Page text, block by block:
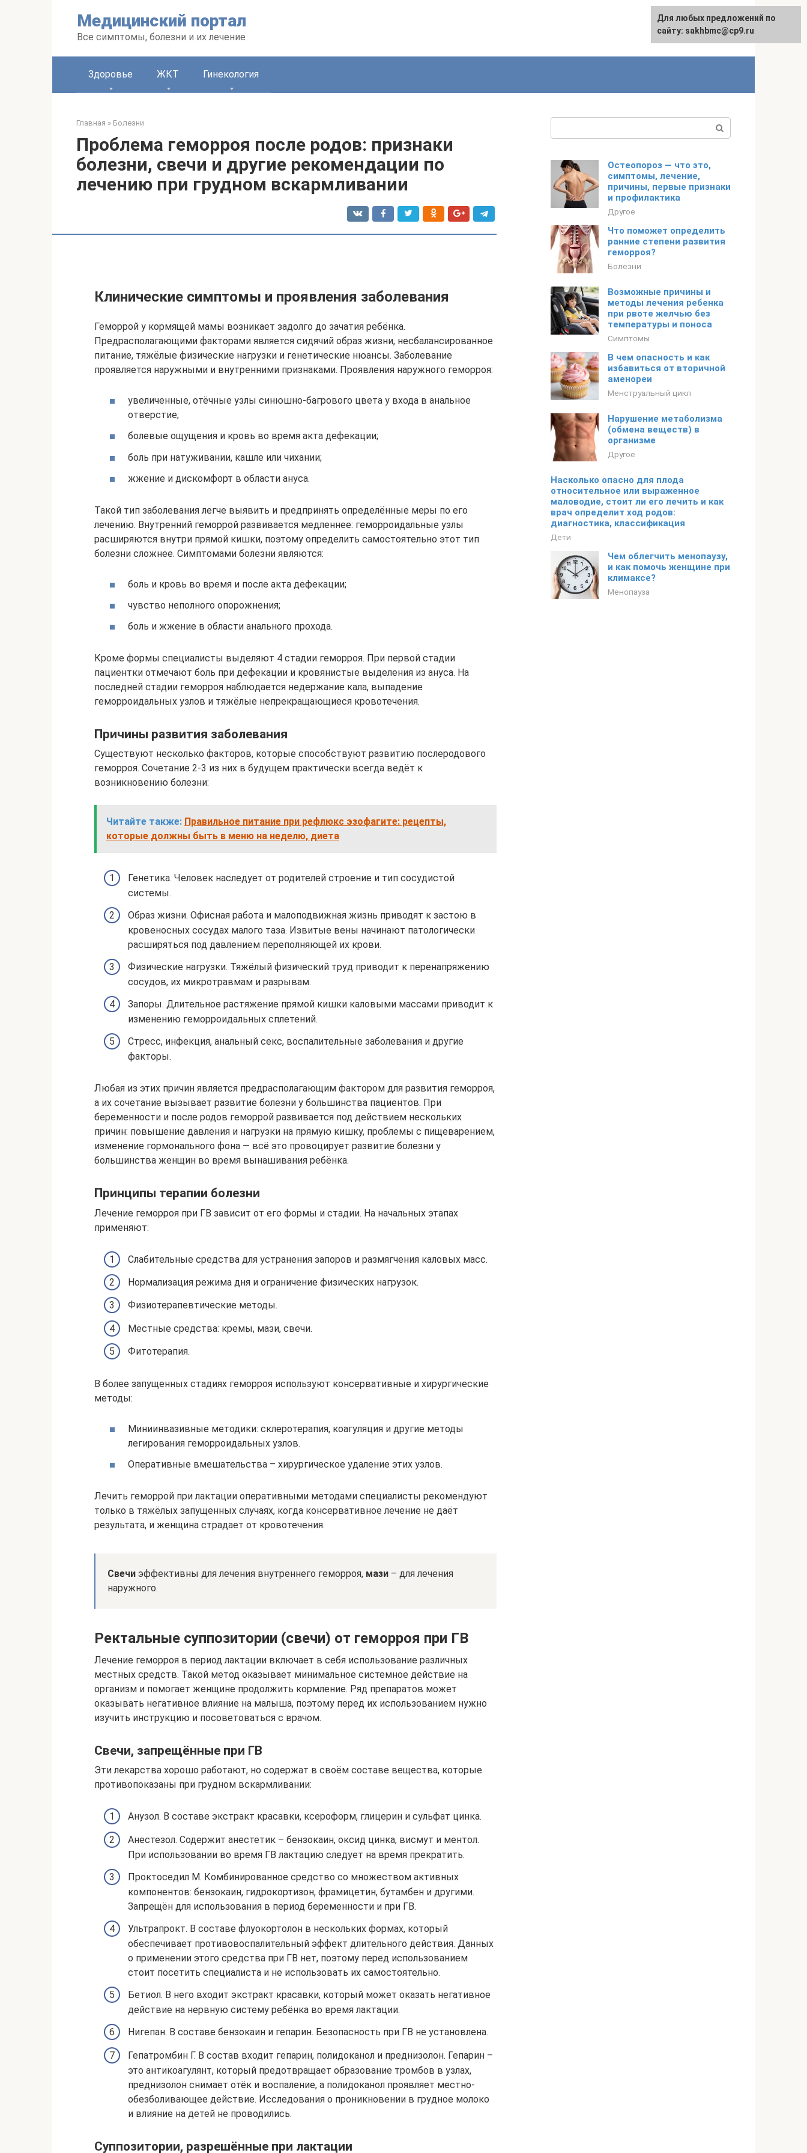
Медицинский портал
Все симптомы, болезни и их лечение
English
Здоровье ЖКТ Гинекология
Главная » Болезни
Проблема геморроя после родов: признаки
болезни, свечи и другие рекомендации по
лечению при грудном вскармливании
Клинические симптомы и проявления заболевания
Геморрой у кормящей мамы возникает задолго до зачатия ребёнка.
Предрасполагающими факторами является сидячий образ жизни, несбалансированное
питание, тяжёлые физические нагрузки и генетические нюансы. Заболевание
проявляется наружными и внутренними признаками. Проявления наружного геморроя:
увеличенные, отёчные узлы синюшно-багрового цвета у входа в анальное
отверстие;
болевые ощущения и кровь во время акта дефекации;
боль при натуживании, кашле или чихании;
жжение и дискомфорт в области ануса.
Такой тип заболевания легче выявить и предпринять определённые меры по его
лечению. Внутренний геморрой развивается медленнее: геморроидальные узлы
расширяются внутри прямой кишки, поэтому определить самостоятельно этот тип
болезни сложнее. Симптомами болезни являются:
боль и кровь во время и после акта дефекации;
чувство неполного опорожнения;
боль и жжение в области анального прохода.
Кроме формы специалисты выделяют 4 стадии геморроя. При первой стадии
пациентки отмечают боль при дефекации и кровянистые выделения из ануса. На
последней стадии геморроя наблюдается недержание кала, выпадение
геморроидальных узлов и тяжёлые непрекращающиеся кровотечения.
Причины развития заболевания
Существуют несколько факторов, которые способствуют развитию послеродового
геморроя. Сочетание 2-3 из них в будущем практически всегда ведёт к
возникновению болезни:
Читайте также: Правильное питание при рефлюкс эзофагите: рецепты,
которые должны быть в меню на неделю, диета
Генетика. Человек наследует от родителей строение и тип сосудистой
системы.
Образ жизни. Офисная работа и малоподвижная жизнь приводят к застою в
кровеносных сосудах малого таза. Извитые вены начинают патологически
расширяться под давлением переполняющей их крови.
Физические нагрузки. Тяжёлый физический труд приводит к перенапряжению
сосудов, их микротравмам и разрывам.
Запоры. Длительное растяжение прямой кишки каловыми массами приводит к
изменению геморроидальных сплетений.
Стресс, инфекция, анальный секс, воспалительные заболевания и другие
факторы.
Любая из этих причин является предрасполагающим фактором для развития геморроя,
а их сочетание вызывает развитие болезни у большинства пациентов. При
беременности и после родов геморрой развивается под действием нескольких
причин: повышение давления и нагрузки на прямую кишку, проблемы с пищеварением,
изменение гормонального фона — всё это провоцирует развитие болезни у
большинства женщин во время вынашивания ребёнка.
Принципы терапии болезни
Лечение геморроя при ГВ зависит от его формы и стадии. На начальных этапах
применяют:
Слабительные средства для устранения запоров и размягчения каловых масс.
Нормализация режима дня и ограничение физических нагрузок.
Физиотерапевтические методы.
Местные средства: кремы, мази, свечи.
Фитотерапия.
В более запущенных стадиях геморроя используют консервативные и хирургические
методы:
Миниинвазивные методики: склеротерапия, коагуляция и другие методы
легирования геморроидальных узлов.
Оперативные вмешательства – хирургическое удаление этих узлов.
Лечить геморрой при лактации оперативными методами специалисты рекомендуют
только в тяжёлых запущенных случаях, когда консервативное лечение не даёт
результата, и женщина страдает от кровотечения.
Свечи эффективны для лечения внутреннего геморроя, мази – для лечения
наружного.
Ректальные суппозитории (свечи) от геморроя при ГВ
Лечение геморроя в период лактации включает в себя использование различных
местных средств. Такой метод оказывает минимальное системное действие на
организм и помогает женщине продолжить кормление. Ряд препаратов может
оказывать негативное влияние на малыша, поэтому перед их использованием нужно
изучить инструкцию и посоветоваться с врачом.
Свечи, запрещённые при ГВ
Эти лекарства хорошо работают, но содержат в своём составе вещества, которые
противопоказаны при грудном вскармливании:
Анузол. В составе экстракт красавки, ксероформ, глицерин и сульфат цинка.
Анестезол. Содержит анестетик – бензокаин, оксид цинка, висмут и ментол.
При использовании во время ГВ лактацию следует на время прекратить.
Проктоседил М. Комбинированное средство со множеством активных
компонентов: бензокаин, гидрокортизон, фрамицетин, бутамбен и другими.
Запрещён для использования в период беременности и при ГВ.
Ультрапрокт. В составе флуокортолон в нескольких формах, который
обеспечивает противовоспалительный эффект длительного действия. Данных
о применении этого средства при ГВ нет, поэтому перед использованием
стоит посетить специалиста и не использовать их самостоятельно.
Бетиол. В него входит экстракт красавки, который может оказать негативное
действие на нервную систему ребёнка во время лактации.
Нигепан. В составе бензокаин и гепарин. Безопасность при ГВ не установлена.
Гепатромбин Г. В состав входит гепарин, полидоканол и преднизолон. Гепарин –
это антикоагулянт, который предотвращает образование тромбов в узлах,
преднизолон снимает отёк и воспаление, а полидоканол проявляет местно-
обезболивающее действие. Исследования о проникновении в грудное молоко
и влияние на детей не проводились.
Суппозитории, разрешённые при лактации
Остеопороз — что это,
симптомы, лечение,
причины, первые признаки
и профилактика
Другое
Что поможет определить
ранние степени развития
геморроя?
Болезни
Возможные причины и
методы лечения ребенка
при рвоте желчью без
температуры и поноса
Симптомы
В чем опасность и как
избавиться от вторичной
аменореи
Менструальный цикл
Нарушение метаболизма
(обмена веществ) в
организме
Другое
Насколько опасно для плода
относительное или выраженное
маловодие, стоит ли его лечить и как
врач определит ход родов:
диагностика, классификация
Дети
Чем облегчить менопаузу,
и как помочь женщине при
климаксе?
Менопауза
Для любых предложений по
сайту: sakhbmc@cp9.ru